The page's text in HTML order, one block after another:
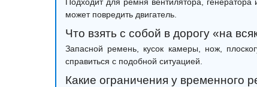
может повредить двигатель.
Что взять с собой в дорогу «на
Запасной ремень, кусок камеры, нож,
справиться с подобной ситуацией.
Какие ограничения у временного